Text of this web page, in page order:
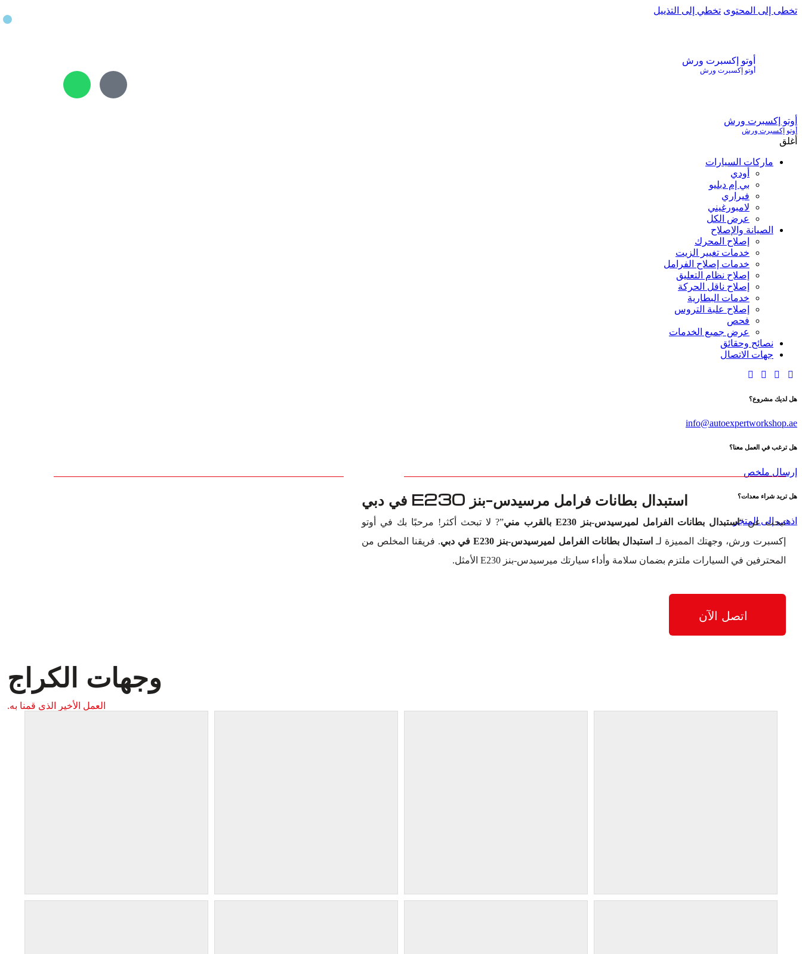
تخطى إلى المحتوى تخطي إلى التذييل
أوتو إكسبرت ورش
أوتو إكسبرت ورش
أوتو إكسبرت ورش
أوتو إكسبرت ورش
أغلق
ماركات السيارات
أودي
بي إم دبليو
فيراري
لامبورغيني
عرض الكل
الصيانة والإصلاح
إصلاح المحرك
خدمات تغيير الزيت
خدمات إصلاح الفرامل
إصلاح نظام التعليق
إصلاح ناقل الحركة
خدمات البطارية
إصلاح علبة التروس
فحص
عرض جميع الخدمات
نصائح وحقائق
جهات الاتصال
هل لديك مشروع؟
info@autoexpertworkshop.ae
هل ترغب في العمل معنا؟
إرسال ملخص
هل تريد شراء معدات؟
اذهب إلى المتجر
استبدال بطانات فرامل مرسيدس-بنز E230 في دبي
تبحث عن “استبدال بطانات الفرامل لميرسيدس-بنز E230 بالقرب مني
”? لا تبحث أكثر! مرحبًا بك في أوتو
إكسبرت ورش، وجهتك المميزة لـ استبدال بطانات الفرامل لميرسيدس-بنز E230 في دبي
. فريقنا المخلص من
المحترفين في السيارات ملتزم بضمان سلامة وأداء سيارتك ميرسيدس-بنز E230 الأمثل.
اتصل الآن
وجهات الكراج
العمل الأخير الذي قمنا به.